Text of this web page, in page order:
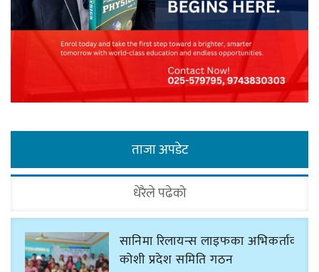
ताजा अपडेट
धेरैले पढेको
सानिमा रिलायन्स लाइफका अभिकर्ताको
कोशी प्रदेश समिति गठन